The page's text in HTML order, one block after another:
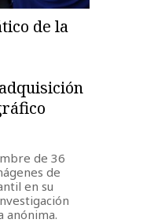
de la
de 36
de
en su
anónima.